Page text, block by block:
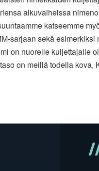
alkuvaiheissa
katseemme
sarjaan sekä esimerkiksi
on nuorelle kuljettajalle
on meillä todella kova,